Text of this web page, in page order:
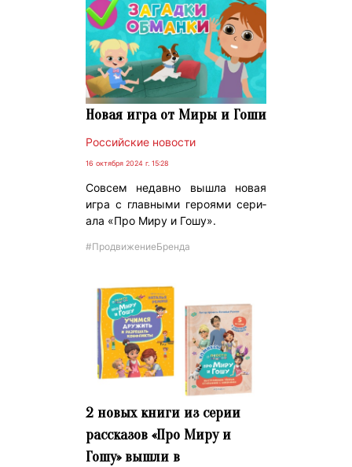
Новая игра от Миры и Гоши
Российские новости
16 октября 2024 г. 15:28
Сов­сем не­дав­но выш­ла но­вая
иг­ра с глав­ны­ми ге­ро­ями се­ри­
ала «Про Ми­ру и Го­шу».
#ПродвижениеБренда
2 новых книги из серии
рассказов «Про Миру и
Гошу» вышли в